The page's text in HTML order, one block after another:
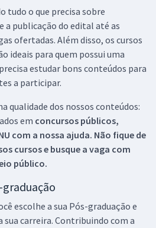
tudo o que precisa sobre
a publicação do edital até as
ofertadas. Além disso, os cursos
ideais para quem possui uma
estudar bons conteúdos para
a participar.
qualidade dos nossos conteúdos:
em concursos públicos,
com a nossa ajuda. Não fique de
cursos e busque a vaga com
público.
escolhe a sua Pós-graduação e
carreira. Contribuindo com a